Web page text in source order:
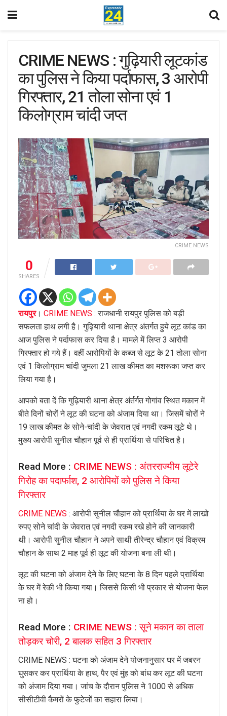
CRIME NEWS : गुढ़ियारी लूटकांड
का पुलिस ने किया पर्दाफास, 3 आरोपी
गिरफ्तार, 21 तोला सोना एवं 1
किलोग्राम चांदी जप्त
CRIME NEWS
0
SHARES
रायपुर। CRIME NEWS : राजधानी रायपुर पुलिस को बड़ी
सफलता हाथ लगी है। गुढ़ियारी थाना क्षेत्र अंतर्गत हुये लूट कांड का
आज पुलिस ने पर्दाफास कर दिया है। मामले में लिप्त 3 आरोपी
गिरफ्तार हो गये हैं। वहीं आरोपियों के कब्ज से लूट के 21 तोला सोना
एवं 1 किलोग्राम चांदी जुमला 21 लाख कीमत का मशरूका जप्त कर
लिया गया है।
आपको बता दें कि गुढ़ियारी थाना क्षेत्र अंर्तर्गत गोगांव स्थित मकान में
बीते दिनों चोरों ने लूट की घटना को अंजाम दिया था। जिसमें चोरों ने
19 लाख कीमत के सोने-चांदी के जेवरात एवं नगदी रकम लूटे थे।
मुख्य आरोपी सुनील चौहान पूर्व से ही प्रार्थिया से परिचित है।
Read More : CRIME NEWS : अंतरराज्यीय लूटेरे
गिरोह का पदार्फाश, 2 आरोपियों को पुलिस ने किया
गिरफ्तार
CRIME NEWS : आरोपी सुनील चौहान को प्रार्थिया के घर में लाखो
रुपए सोने चांदी के जेवरात एवं नगदी रकम रखे होने की जानकारी
थी। आरोपी सुनील चौहान ने अपने साथी तीरेन्द्र चौहान एवं विक्रम
चौहान के साथ 2 माह पूर्व ही लूट की योजना बना ली थी।
लूट की घटना को अंजाम देने के लिए घटना के 8 दिन पहले प्रार्थिया
के घर में रेकी भी किया गया। जिससे किसी भी प्रकार से योजना फेल
ना हो।
Read More : CRIME NEWS : सूने मकान का ताला
तोड़कर चोरी, 2 बालक सहित 3 गिरफ्तार
CRIME NEWS : घटना को अंजाम देने योजनानुसार घर में जबरन
घुसकर कर प्रार्थिया के हाथ, पैर एवं मुंह को बांध कर लूट की घटना
को अंजाम दिया गया। जांच के दौरान पुलिस ने 1000 से अधिक
सीसीटीवी कैमरों के फुटेजों का सहारा लिया।